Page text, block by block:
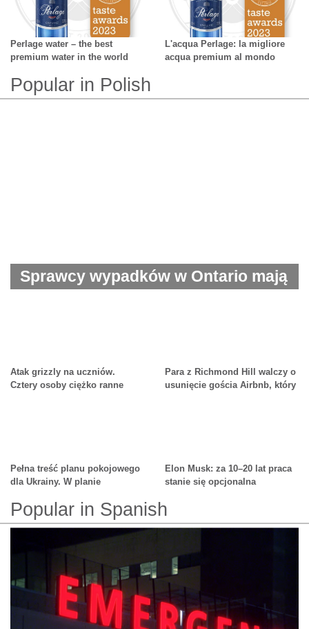
Perlage water – the best
premium water in the world
L'acqua Perlage: la migliore
acqua premium al mondo
Popular in Polish
Sprawcy wypadków w Ontario mają
Atak grizzly na uczniów.
Cztery osoby ciężko ranne
Para z Richmond Hill walczy o
usunięcie gościa Airbnb, który
Pełna treść planu pokojowego
dla Ukrainy. W planie
Elon Musk: za 10–20 lat praca
stanie się opcjonalna
Popular in Spanish